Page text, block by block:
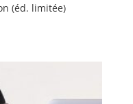
(éd. limitée)